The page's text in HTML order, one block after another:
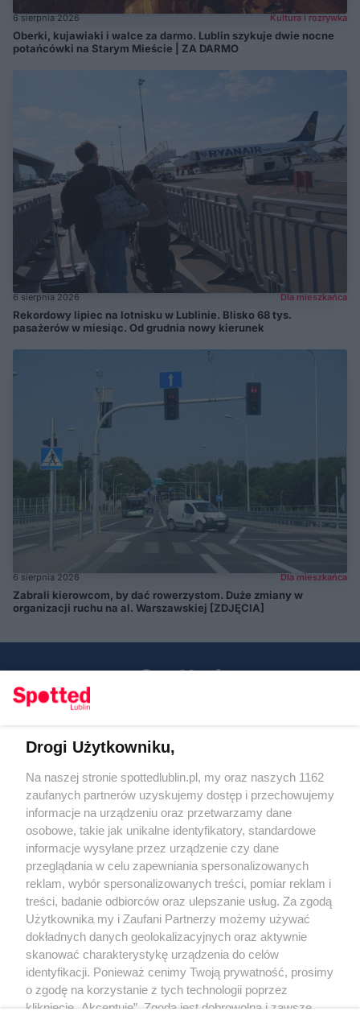
6 sierpnia 2026 Kultura i rozrywka
Oberki, kujawiaki i walce za darmo. Lublin szykuje dwie nocne
potańcówki na Starym Mieście | ZA DARMO
6 sierpnia 2026 Dla mieszkańca
Rekordowy lipiec na lotnisku w Lublinie. Blisko 68 tys.
pasażerów w miesiąc. Od grudnia nowy kierunek
6 sierpnia 2026 Dla mieszkańca
Zabrali kierowcom, by dać rowerzystom. Duże zmiany w
organizacji ruchu na al. Warszawskiej [ZDJĘCIA]
KATEGORIE
OGŁOSZENIA
WYDARZENIA
NA SKRÓTY
Regulamin
Polityka prywatności
RODO
Warunki korzystania z treści
Drogi Użytkowniku,
Na naszej stronie spottedlublin.pl, my oraz naszych 1162
zaufanych partnerów uzyskujemy dostęp i przechowujemy
informacje na urządzeniu oraz przetwarzamy dane
osobowe, takie jak unikalne identyfikatory, standardowe
informacje wysyłane przez urządzenie czy dane
przeglądania w celu zapewniania spersonalizowanych
reklam, wybór spersonalizowanych treści, pomiar reklam i
treści, badanie odbiorców oraz ulepszanie usług. Za zgodą
Użytkownika my i Zaufani Partnerzy możemy używać
dokładnych danych geolokalizacyjnych oraz aktywnie
skanować charakterystykę urządzenia do celów
identyfikacji. Ponieważ cenimy Twoją prywatność, prosimy
o zgodę na korzystanie z tych technologii poprzez
kliknięcie „Akceptuję”. Zgoda jest dobrowolna i zawsze